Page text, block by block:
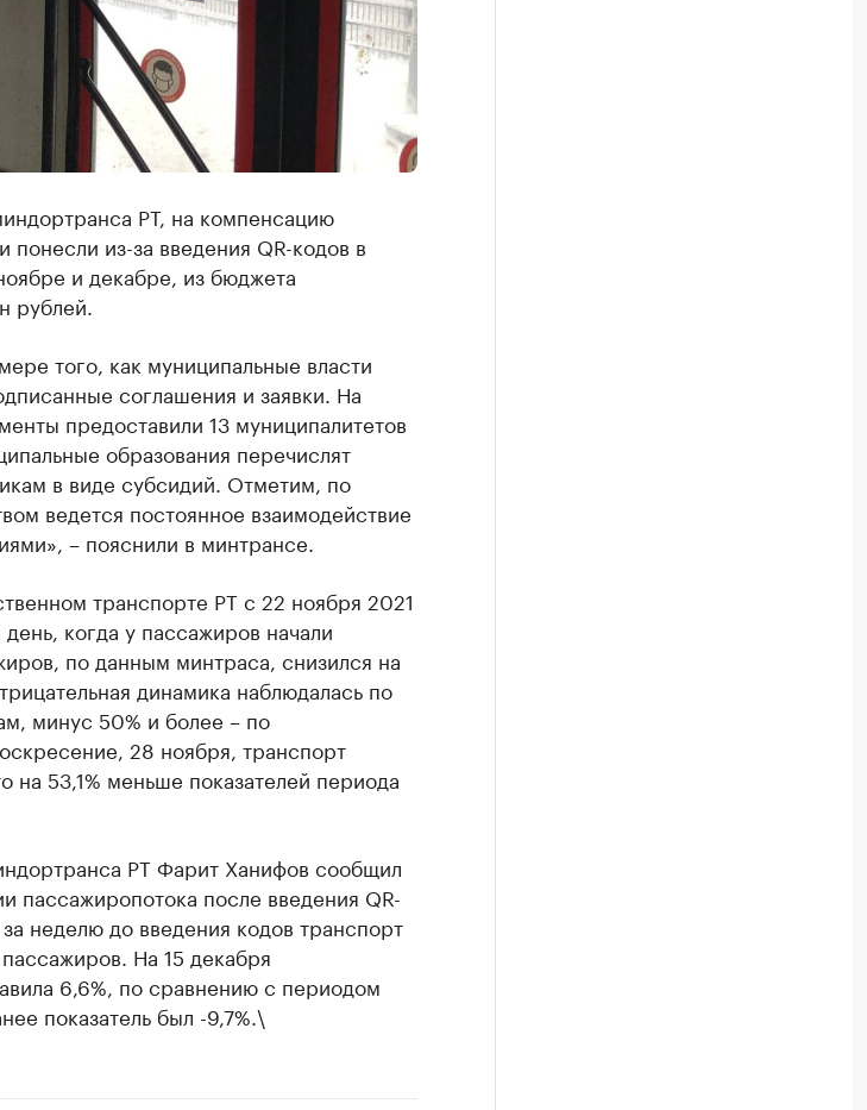
РТ, на компенсацию
из-за введения QR-кодов в
и декабре, из бюджета
рублей.
того, как муниципальные власти
соглашения и заявки. На
предоставили 13 муниципалитетов
образования перечислят
в виде субсидий. Отметим, по
ведется постоянное взаимодействие
– пояснили в минтрансе.
транспорте РТ с 22 ноября 2021
когда у пассажиров начали
по данным минтраса, снизился на
динамика наблюдалась по
минус 50% и более – по
28 ноября, транспорт
на 53,1% меньше показателей периода
РТ Фарит Ханифов сообщил
пассажиропотока после введения QR-
неделю до введения кодов транспорт
На 15 декабря
6,6%, по сравнению с периодом
показатель был -9,7%.\